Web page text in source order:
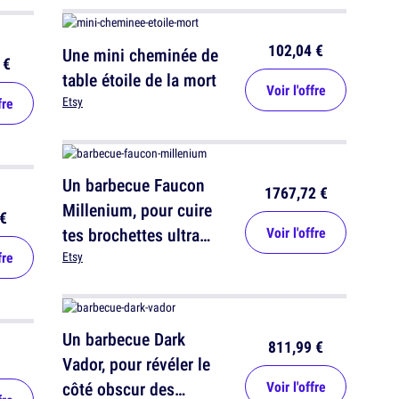
Une mini cheminée de
table étoile de la mort
Etsy
102,04 €
Voir l'offre
Un barbecue Faucon
Millenium, pour cuire
tes brochettes ultra
rapidement
Etsy
1767,72 €
Voir l'offre
Un barbecue Dark
Vador, pour révéler le
côté obscur des
811,99 €
Voir l'offre